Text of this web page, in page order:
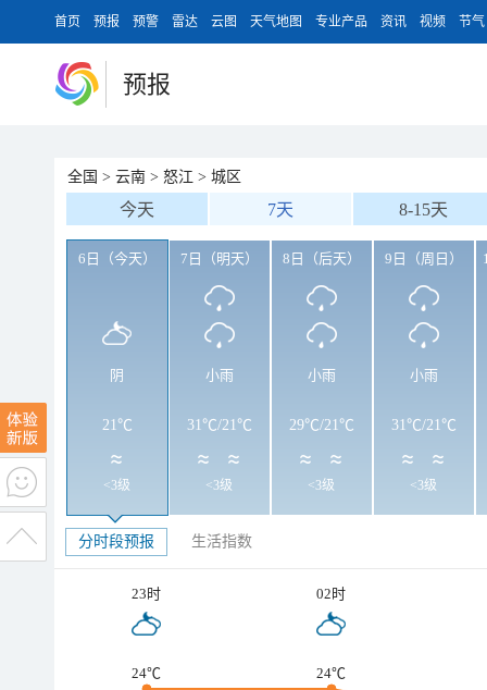
首页 预报 预警 雷达 云图 天气地图 专业产品 资讯 视频 节气
预报
全国 > 云南 > 怒江 > 城区
今天 7天 8-15天
6日（今天）
阴
21℃
<3级
7日（明天）
小雨
31℃/21℃
<3级
8日（后天）
小雨
29℃/21℃
<3级
9日（周日）
小雨
31℃/21℃
<3级
分时段预报 生活指数
23时 02时
24℃ 24℃